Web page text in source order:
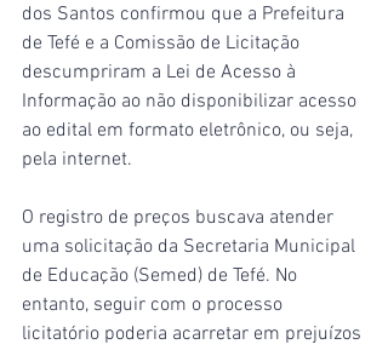
dos Santos confirmou que a Prefeitura
de Tefé e a Comissão de Licitação
descumpriram a Lei de Acesso à
Informação ao não disponibilizar acesso
ao edital em formato eletrônico, ou seja,
pela internet.
O registro de preços buscava atender
uma solicitação da Secretaria Municipal
de Educação (Semed) de Tefé. No
entanto, seguir com o processo
licitatório poderia acarretar em prejuízos